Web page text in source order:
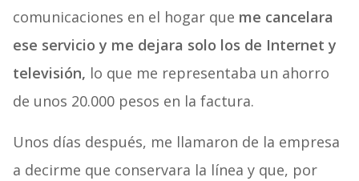
comunicaciones en el hogar que me cancelara
ese servicio y me dejara solo los de Internet y
televisión, lo que me representaba un ahorro
de unos 20.000 pesos en la factura.
Unos días después, me llamaron de la empresa
a decirme que conservara la línea y que, por